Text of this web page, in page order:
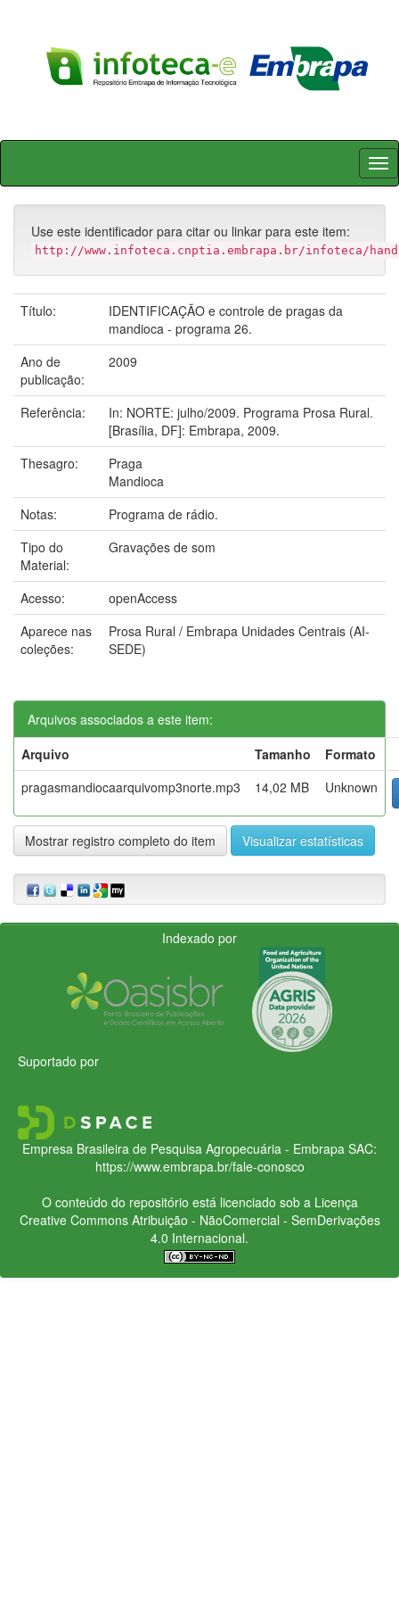
Skip
Use este identificador para citar ou linkar para este item:
http://www.infoteca.cnptia.embrapa.br/infoteca/
Título:
IDENTIFICAÇÃO e controle de pragas da
mandioca - programa 26.
Ano de
publicação:
2009
Referência:
In: NORTE: julho/2009. Programa Prosa Rural.
[Brasília, DF]: Embrapa, 2009.
Thesagro:
Praga
Mandioca
Notas:
Programa de rádio.
Tipo do
Material:
Gravações de som
Acesso:
openAccess
Aparece nas
coleções:
Prosa Rural / Embrapa Unidades Centrais (AI-
SEDE)
Arquivos associados a este item:
Arquivo
Tamanho
Formato
pragasmandiocaarquivomp3norte.mp3
14,02 MB Unknown
Mostrar registro completo do item Visualizar estatísticas
Indexado por
Suportado por
Empresa Brasileira de Pesquisa Agropecuária - Embrapa SAC:
https://www.embrapa.br/fale-conosco
O conteúdo do repositório está licenciado sob a Licença
Creative CommonsAtribuição - NãoComercial - SemDerivações
4.0 Internacional.